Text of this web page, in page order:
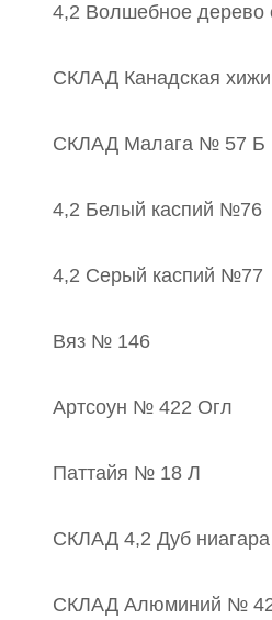
4,2 Волшебное дерево
СКЛАД Канадская
СКЛАД Малага № 57 Б
4,2 Белый каспий №76
4,2 Серый каспий №77
Вяз № 146
Артсоун № 422 Огл
Паттайя № 18 Л
СКЛАД 4,2 Дуб
СКЛАД Алюминий №